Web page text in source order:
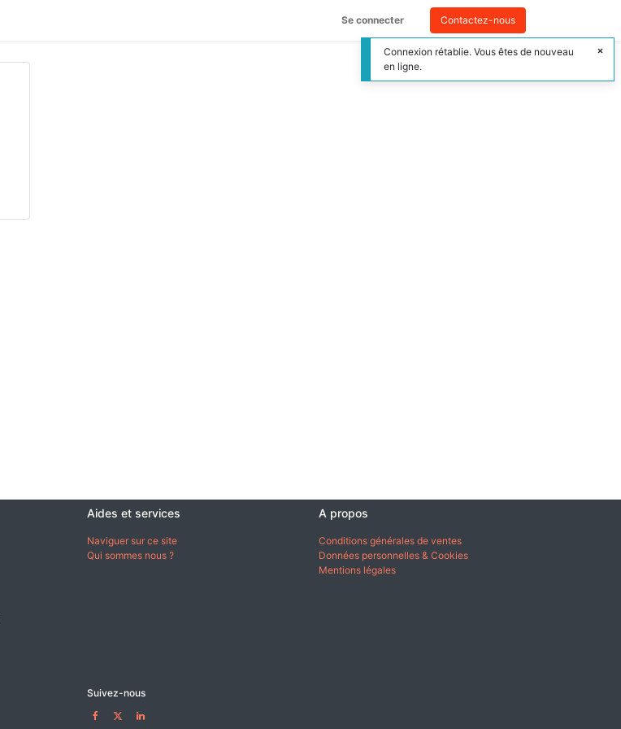
Se connecter Contactez-nous
Aides et services
Naviguer sur ce site
Qui sommes nous ?
A propos
Conditions générales de ventes
Données personnelles & Cookies
Mentions légales
Suivez-nous
Connexion rétablie. Vous êtes de nouveau
en ligne.